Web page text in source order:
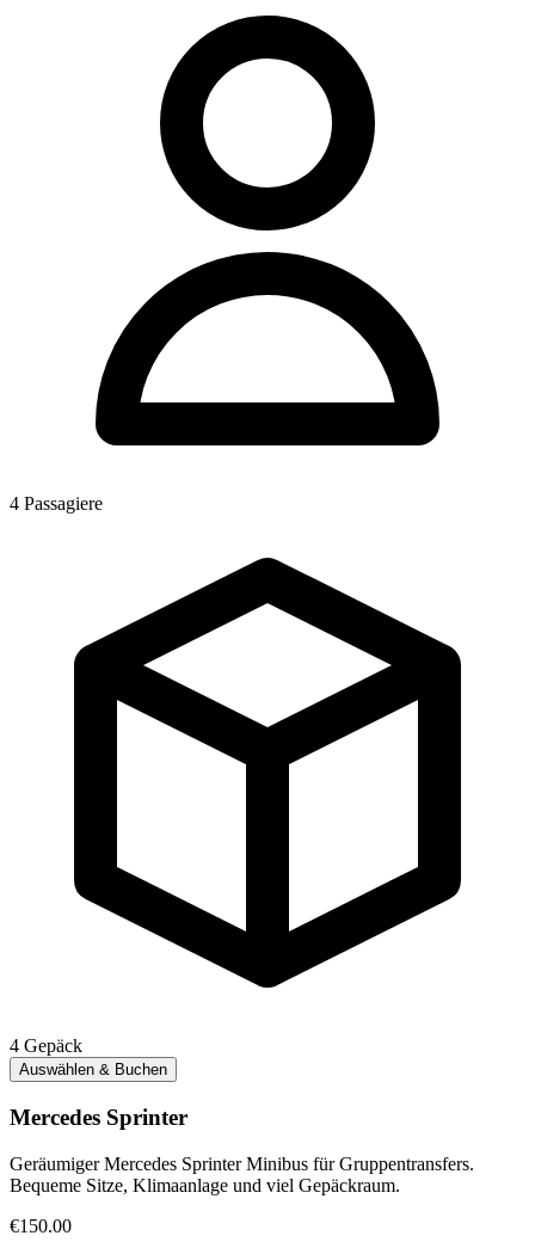
4 Passagiere
4 Gepäck
Auswählen & Buchen
Mercedes Sprinter
Geräumiger Mercedes Sprinter Minibus für Gruppentransfers.
Bequeme Sitze, Klimaanlage und viel Gepäckraum.
€150.00